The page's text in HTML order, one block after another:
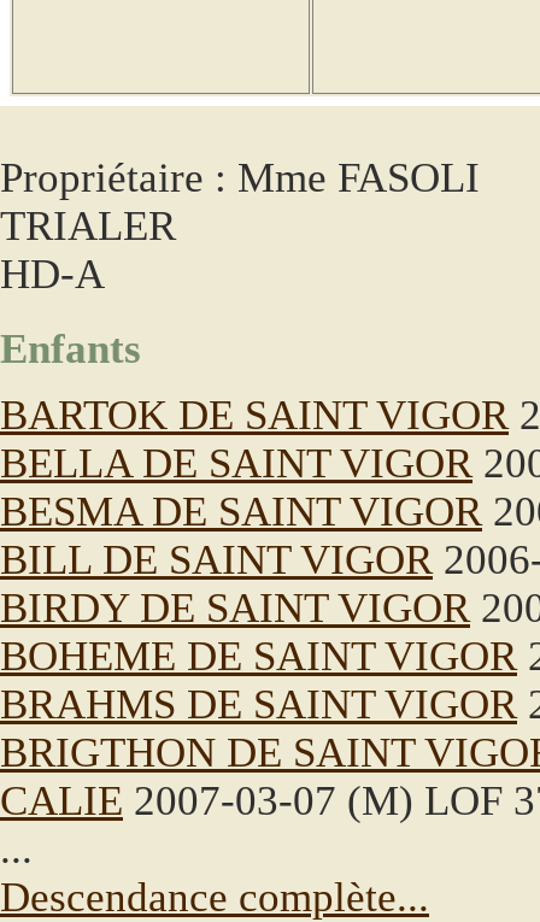
Propriétaire : Mme FASOLI
TRIALER
HD-A
Enfants
BARTOK DE SAINT VIGOR
BELLA DE SAINT VIGOR
BESMA DE SAINT VIGOR
BILL DE SAINT VIGOR
BIRDY DE SAINT VIGOR
BOHEME DE SAINT VIGOR
BRAHMS DE SAINT VIGOR
BRIGTHON DE SAINT
CALIE 2007-03-07 (M) LOF
...
Descendance complète...